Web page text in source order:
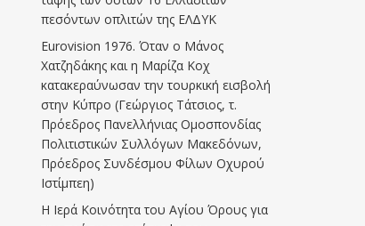
πεσόντων οπλιτών της ΕΛΔΥΚ
Eurovision 1976. Όταν ο Μάνος
Χατζηδάκης και η Μαρίζα Κοχ
κατακεραύνωσαν την τουρκική εισβολή
στην Κύπρο (Γεώργιος Τάτσιος, τ.
Πρόεδρος Πανελλήνιας Ομοσπονδίας
Πολιτιστικών Συλλόγων Μακεδόνων,
Πρόεδρος Συνδέσμου Φίλων Οχυρού
Ιστίμπεη)
Η Ιερά Κοινότητα του Αγίου Όρους για